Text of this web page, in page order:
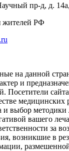
пр-д, д. 14а,
жителей РФ
на данной
и
Посетители
медицинских
выбор методики
вашего
за
возникшие в